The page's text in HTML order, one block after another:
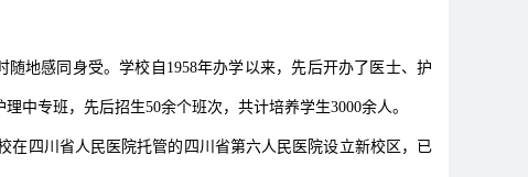
地感同身受。学校自1958年办学以来，先后开办了医士、护
中专班，先后招生50余个班次，共计培养学生3000余人。
在四川省人民医院托管的四川省第六人民医院设立新校区，已